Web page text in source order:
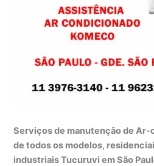
Serviços de manutenção de
de todos os modelos,
industriais Tucuruvi em São